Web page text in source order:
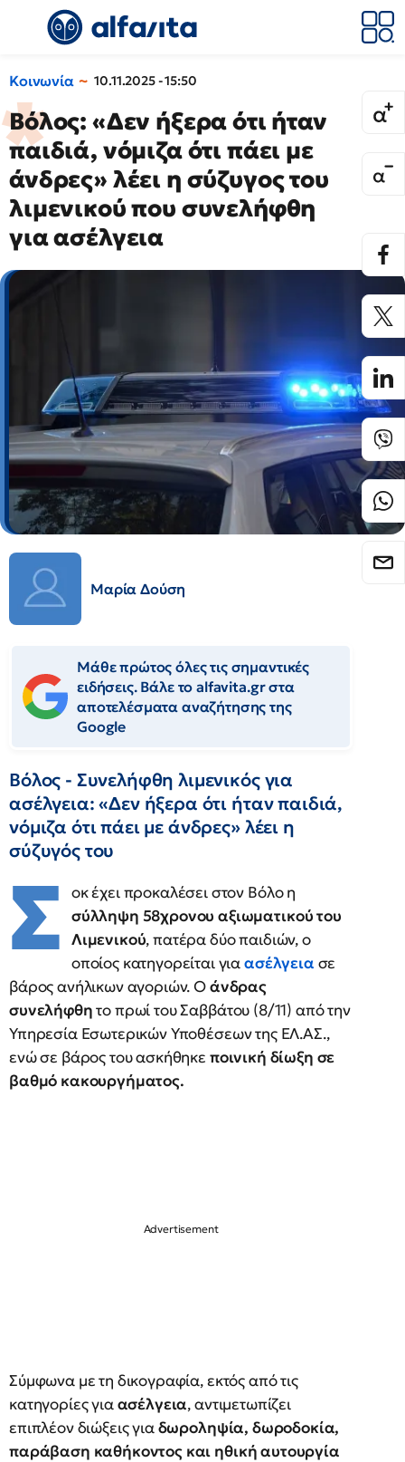
Κοινωνία 10.11.2025 - 15:50
Βόλος: «Δεν ήξερα ότι ήταν
παιδιά, νόμιζα ότι πάει με
άνδρες» λέει η σύζυγος του
λιμενικού που συνελήφθη
για ασέλγεια
Μαρία Δούση
Μάθε πρώτος όλες τις σημαντικές
ειδήσεις. Βάλε το alfavita.gr στα
αποτελέσματα αναζήτησης της
Google
Βόλος - Συνελήφθη λιμενικός για
ασέλγεια: «Δεν ήξερα ότι ήταν παιδιά,
νόμιζα ότι πάει με άνδρες» λέει η
σύζυγός του
Σ οκ έχει προκαλέσει στον Βόλο η
σύλληψη 58χρονου αξιωματικού του
Λιμενικού, πατέρα δύο παιδιών, ο
οποίος κατηγορείται γιαασέλγεια σε
βάρος ανήλικων αγοριών. Οάνδρας
συνελήφθητο πρωί του Σαββάτου (8/11) από την
Υπηρεσία Εσωτερικών Υποθέσεων της ΕΛ.ΑΣ.,
ενώ σε βάρος του ασκήθηκε ποινική δίωξη σε
βαθμό κακουργήματος.
Σύμφωνα με τη δικογραφία, εκτός από τις
κατηγορίες γιαασέλγεια, αντιμετωπίζει
επιπλέον διώξεις γιαδωροληψία, δωροδοκία,
παράβαση καθήκοντος και ηθική αυτουργία